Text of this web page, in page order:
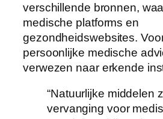
verschillende bronnen,
medische platforms en
gezondheidswebsites.
persoonlijke medische
verwezen naar erkende
“Natuurlijke middelen
vervanging voor